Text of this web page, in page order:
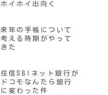
ホイホイ出向く
来年の手帳について
考える時期がやって
きた
住信SBIネット銀行が
ドコモなんたら銀行
に変わった件